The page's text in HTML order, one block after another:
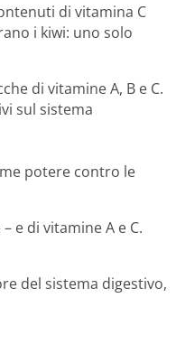
di vitamina C
i kiwi: uno solo
di vitamine A, B e C.
sul sistema
potere contro le
e di vitamine A e C.
del sistema digestivo,